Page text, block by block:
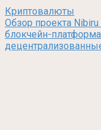
Криптовалюты
Обзор проекта
блокчейн-